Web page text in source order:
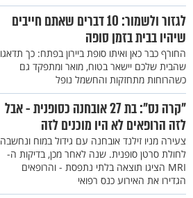
לגזור ולשמור: 10 דברים שאתם חייבים
שיהיו בבית בזמן סופה
החורף כבר כאן ואיתו סופת ביירון בפתח: כך תדאגו
שהבית שלכם יישאר בטוח, מואר ומתפקד גם
כשהרוחות מתחזקות והחשמל נופל
"קרה נס": בת 27 אובחנה כסופנית - אבל
לזה הרופאים לא היו מוכנים לזה
צעירה מניו זילנד אובחנה עם גידול במוח ונחשבה
לחולת סרטן סופנית. שנה לאחר מכן, בדיקות ה-
MRI הציגו תוצאה בלתי נתפסת - והרופאים
הגדירו את האירוע כנס רפואי